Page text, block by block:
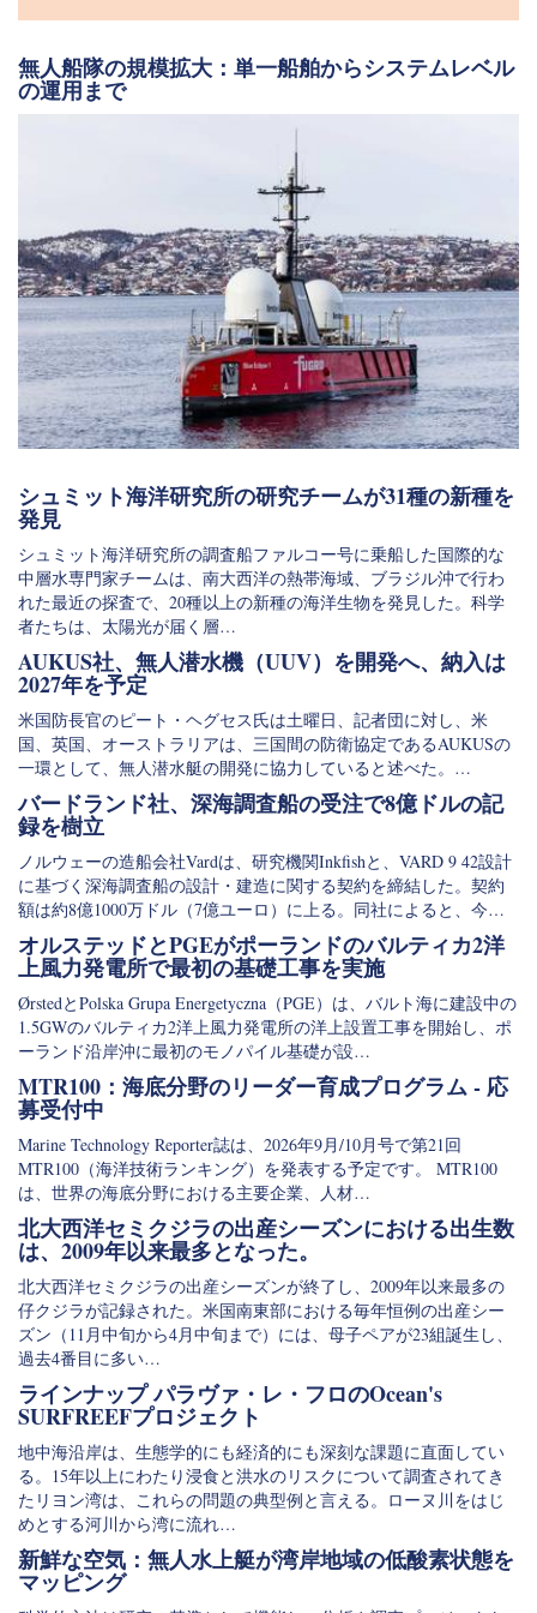
無人船隊の規模拡大：単一船舶からシステムレベル
の運用まで
シュミット海洋研究所の研究チームが31種の新種を
発見
シュミット海洋研究所の調査船ファルコー号に乗船した国際的な
中層水専門家チームは、南大西洋の熱帯海域、ブラジル沖で行わ
れた最近の探査で、20種以上の新種の海洋生物を発見した。科学
者たちは、太陽光が届く層…
AUKUS社、無人潜水機（UUV）を開発へ、納入は
2027年を予定
米国防長官のピート・ヘグセス氏は土曜日、記者団に対し、米
国、英国、オーストラリアは、三国間の防衛協定であるAUKUSの
一環として、無人潜水艇の開発に協力していると述べた。…
バードランド社、深海調査船の受注で8億ドルの記
録を樹立
ノルウェーの造船会社Vardは、研究機関Inkfishと、VARD 9 42設計
に基づく深海調査船の設計・建造に関する契約を締結した。契約
額は約8億1000万ドル（7億ユーロ）に上る。同社によると、今…
オルステッドとPGEがポーランドのバルティカ2洋
上風力発電所で最初の基礎工事を実施
ØrstedとPolska Grupa Energetyczna（PGE）は、バルト海に建設中の
1.5GWのバルティカ2洋上風力発電所の洋上設置工事を開始し、ポ
ーランド沿岸沖に最初のモノパイル基礎が設…
MTR100：海底分野のリーダー育成プログラム - 応
募受付中
Marine Technology Reporter誌は、2026年9月/10月号で第21回
MTR100（海洋技術ランキング）を発表する予定です。 MTR100
は、世界の海底分野における主要企業、人材…
北大西洋セミクジラの出産シーズンにおける出生数
は、2009年以来最多となった。
北大西洋セミクジラの出産シーズンが終了し、2009年以来最多の
仔クジラが記録された。米国南東部における毎年恒例の出産シー
ズン（11月中旬から4月中旬まで）には、母子ペアが23組誕生し、
過去4番目に多い…
ラインナップ パラヴァ・レ・フロのOcean's
SURFREEFプロジェクト
地中海沿岸は、生態学的にも経済的にも深刻な課題に直面してい
る。15年以上にわたり浸食と洪水のリスクについて調査されてき
たリヨン湾は、これらの問題の典型例と言える。ローヌ川をはじ
めとする河川から湾に流れ…
新鮮な空気：無人水上艇が湾岸地域の低酸素状態を
マッピング